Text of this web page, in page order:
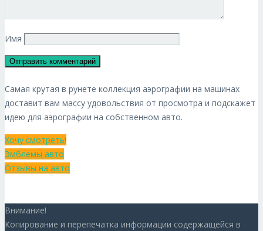
Имя
Самая крутая в рунете коллекция аэрографии на машинах
доставит вам массу удовольствия от просмотра и подскажет
идею для аэрографии на собственном авто.
Хочу смотреть!
Эмблемы авто
Отзывы на авто
Внимание!
Копирование и перепечатка информации содержащейся в